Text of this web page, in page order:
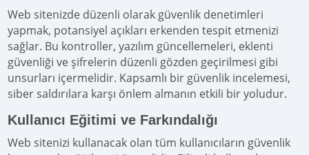
Web sitenizde düzenli olarak güvenlik denetimleri
yapmak, potansiyel açıkları erkenden tespit etmenizi
sağlar. Bu kontroller, yazılım güncellemeleri, eklenti
güvenliği ve şifrelerin düzenli gözden geçirilmesi gibi
unsurları içermelidir. Kapsamlı bir güvenlik incelemesi,
siber saldırılara karşı önlem almanın etkili bir yoludur.
Kullanıcı Eğitimi ve Farkındalığı
Web sitenizi kullanacak olan tüm kullanıcıların güvenlik